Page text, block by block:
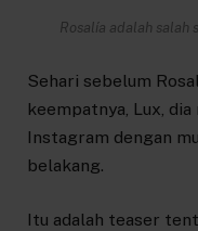
Rosalía adalah salah
Sehari sebelum
keempatnya, Lux,
Instagram dengan
belakang.
Itu adalah teaser